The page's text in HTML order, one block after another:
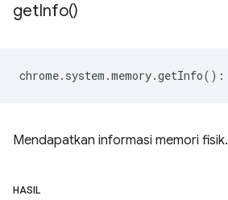
getInfo()
chrome. system .memory.getInfo() :
Mendapatkan informasi memori fisik.
HASIL